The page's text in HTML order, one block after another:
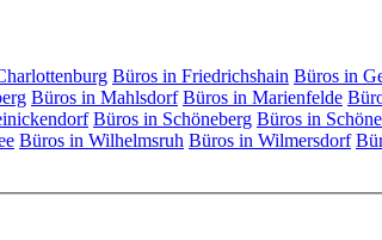
Büros in Friedrichshain Büros in
Büros in Mahlsdorf Büros in Marienfelde
Büros in Schöneberg Büros in
Büros in Wilhelmsruh Büros in Wilmersdorf